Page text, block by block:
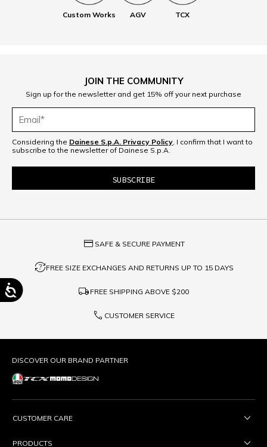
Custom Works AGV TCX
JOIN THE COMMUNITY
Sign up for the newsletter and get 15% off your next purchase
Considering the Dainese S.p.A. Privacy Policy, I confirm that I want to
subscribe to the newsletter of Dainese S.p.A.
credit_card SAFE & SECURE PAYMENT
question_exchangeFREE SIZE EXCHANGES AND RETURNS UP TO 15 DAYS
local_shipping FREE SHIPPING ABOVE $200
phone CUSTOMER SERVICE
DISCOVER OUR BRAND PARTNER
CUSTOMER CARE
PRODUCTS